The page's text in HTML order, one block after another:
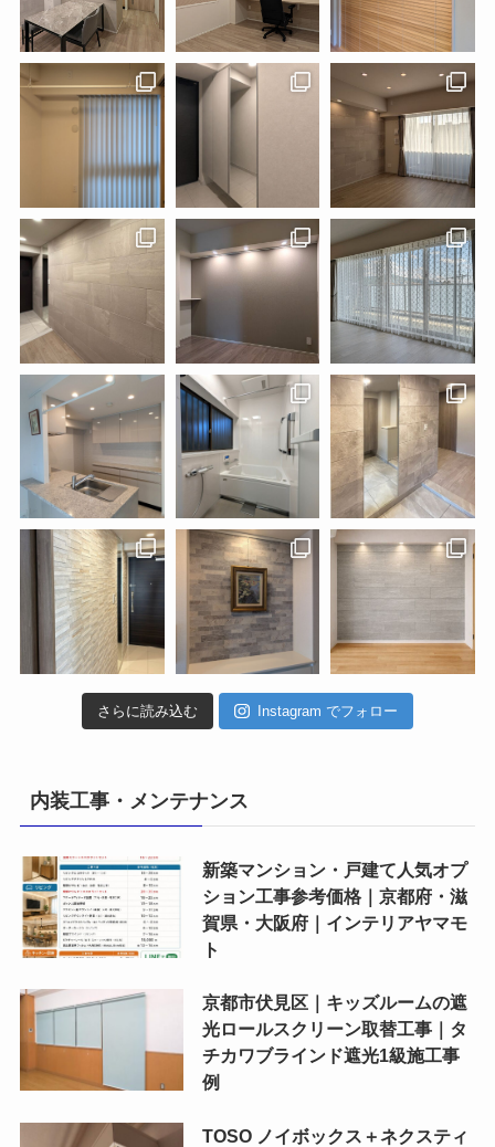
さらに読み込む Instagram でフォロー
内装工事・メンテナンス
新築マンション・戸建て人気オプ
ション工事参考価格｜京都府・滋
賀県・大阪府｜インテリアヤマモ
ト
京都市伏見区｜キッズルームの遮
光ロールスクリーン取替工事｜タ
チカワブラインド遮光1級施工事
例
TOSO ノイボックス＋ネクスティ